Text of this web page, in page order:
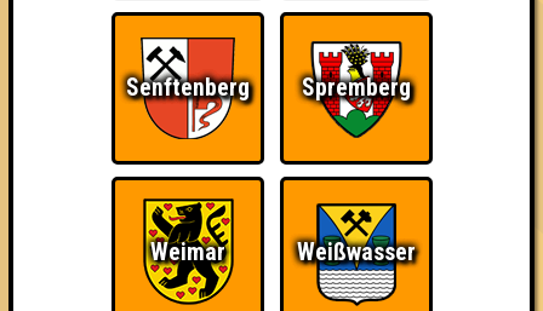
Senftenberg Spremberg
Weimar Weißwasser